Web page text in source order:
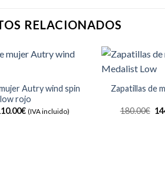
RELACIONADOS
a la
lista de
Autry wind spin
low rojo
€El
precio
(IVA incluido)
Zapatillas de
180.00€ El